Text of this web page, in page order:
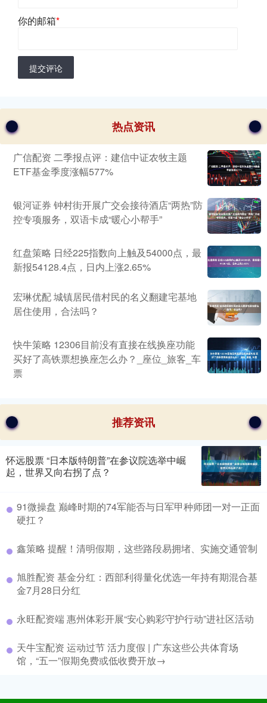
你的邮箱*
提交评论
热点资讯
广信配资 二季报点评：建信中证农牧主题
ETF基金季度涨幅577%
银河证券 钟村街开展广交会接待酒店“两热”防
控专项服务，双语卡成“暖心小帮手”
红盘策略 日经225指数向上触及54000点，最
新报54128.4点，日内上涨2.65%
宏琳优配 城镇居民借村民的名义翻建宅基地
居住使用，合法吗？
快牛策略 12306目前没有直接在线换座功能
买好了高铁票想换座怎么办？_座位_旅客_车
票
推荐资讯
怀远股票 “日本版特朗普”在参议院选举中崛
起，世界又向右拐了点？
91微操盘 巅峰时期的74军能否与日军甲种师团一对一正面
硬扛？
鑫策略 提醒！清明假期，这些路段易拥堵、实施交通管制
旭胜配资 基金分红：西部利得量化优选一年持有期混合基
金7月28日分红
永旺配资端 惠州体彩开展“安心购彩守护行动”进社区活动
天牛宝配资 运动过节 活力度假 | 广东这些公共体育场
馆，“五一”假期免费或低收费开放→